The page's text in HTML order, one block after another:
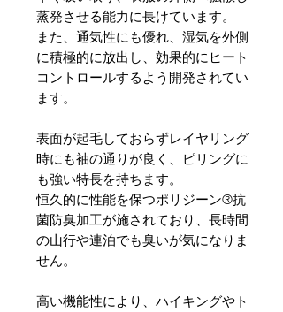
蒸発させる能力に長けています。
また、通気性にも優れ、湿気を外側
に積極的に放出し、効果的にヒート
コントロールするよう開発されてい
ます。
表面が起毛しておらずレイヤリング
時にも袖の通りが良く、ピリングに
も強い特長を持ちます。
恒久的に性能を保つポリジーン®抗
菌防臭加工が施されており、長時間
の山行や連泊でも臭いが気になりま
せん。
高い機能性により、ハイキングやト